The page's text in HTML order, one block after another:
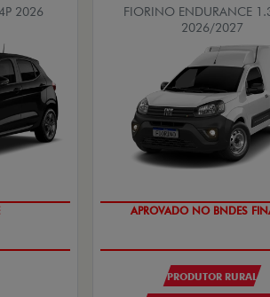
2026
FIORINO ENDURANCE
2026/2027
APROVADO NO BNDES
PRODUTOR RURAL